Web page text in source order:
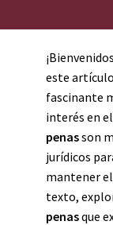
este
fascinante
interés en
penasson
jurídicos
mantener
texto,
penasque